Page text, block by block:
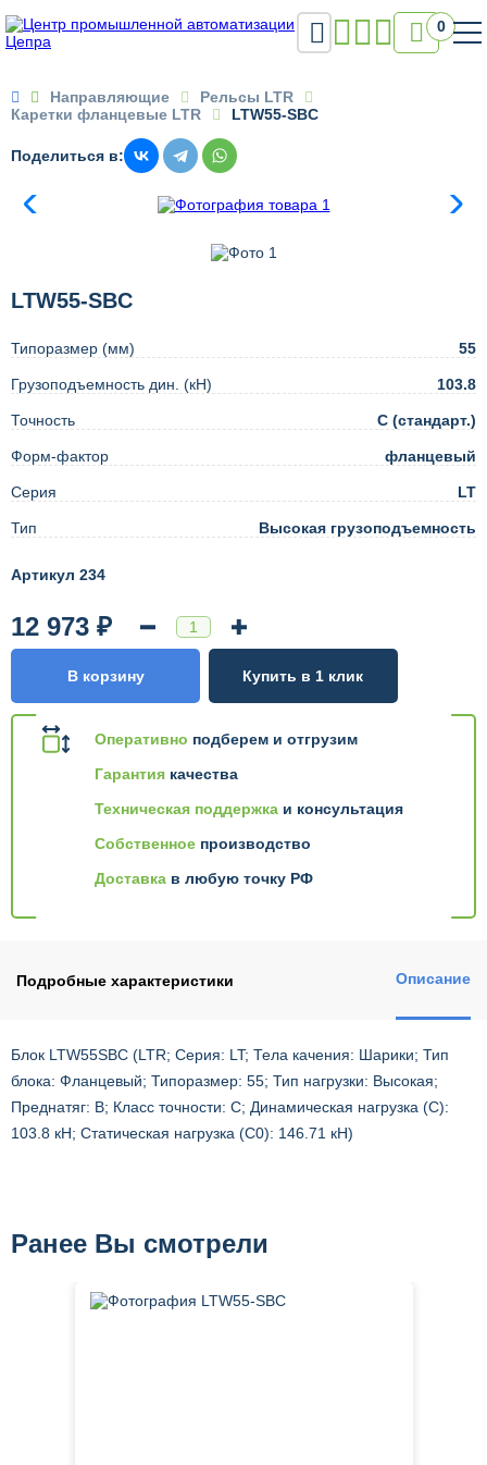
 0
 Направляющие
Рельсы LTR
Каретки фланцевые LTR
LTW55-SBC
Поделиться в:
LTW55-SBC
Типоразмер (мм) 55
Грузоподъемность дин. (кН) 103.8
Точность C (стандарт.)
Форм-фактор фланцевый
Серия LT
Тип Высокая грузоподъемность
Артикул 234
Оперативно подберем и отгрузим
Гарантия качества
Техническая поддержка и консультация
Собственное производство
Доставка в любую точку РФ
12 973 ₽
В корзину Купить в 1 клик
Подробные характеристики Описание
Блок LTW55SBC (LTR; Серия: LT; Тела качения: Шарики; Тип
блока: Фланцевый; Типоразмер: 55; Тип нагрузки: Высокая;
Преднатяг: B; Класс точности: C; Динамическая нагрузка (C):
103.8 кН; Статическая нагрузка (C0): 146.71 кН)
Ранее Вы смотрели